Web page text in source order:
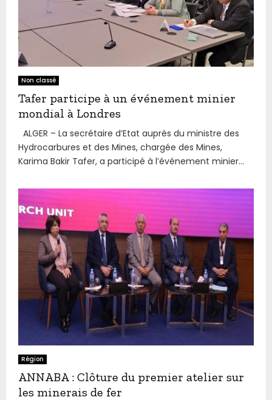
Non classé
Tafer participe à un événement minier
mondial à Londres
ALGER – La secrétaire d’Etat auprès du ministre des
Hydrocarbures et des Mines, chargée des Mines,
Karima Bakir Tafer, a participé à l’événement minier...
Région
ANNABA : Clôture du premier atelier sur
les minerais de fer